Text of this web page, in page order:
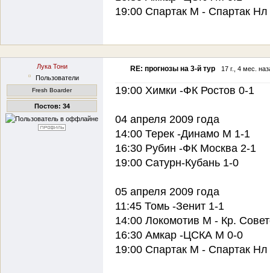
19:00 Спартак М - Спартак Нл
Лука Тони
Пользователи
Fresh Boarder
Постов: 34
RE: прогнозы на 3-й тур 17 г., 4 мес.
19:00 Химки -ФК Ростов 0-1
04 апреля 2009 года
14:00 Терек -Динамо М 1-1
16:30 Рубин -ФК Москва 2-1
19:00 Сатурн-Кубань 1-0
05 апреля 2009 года
11:45 Томь -Зенит 1-1
14:00 Локомотив М - Кр.
16:30 Амкар -ЦСКА М 0-0
19:00 Спартак М - Спартак Нл